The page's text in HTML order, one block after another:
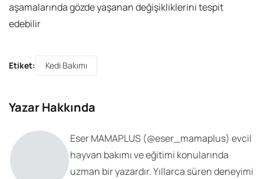
aşamalarında gözde yaşanan değişikliklerini tespit
edebilir
Etiket: Kedi Bakımı
Yazar Hakkında
Eser MAMAPLUS (@eser_mamaplus) evcil
hayvan bakımı ve eğitimi konularında
uzman bir yazardır. Yıllarca süren deneyimi